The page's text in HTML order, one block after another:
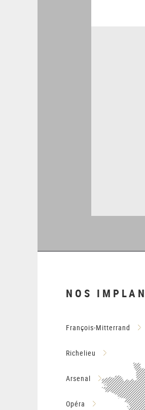
NOS
François-Mitterrand
Richelieu
Arsenal
Opéra